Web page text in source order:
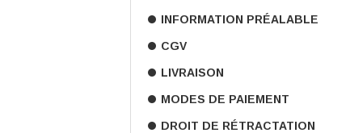
INFORMATION PRÉALABLE
CGV
LIVRAISON
MODES DE PAIEMENT
DROIT DE RÉTRACTATION